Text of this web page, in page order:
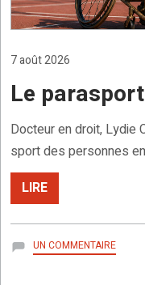
7 août 2026
Le
Docteur en droit, Lydie
sport des personnes
LIRE
UN COMMENTAIRESUR